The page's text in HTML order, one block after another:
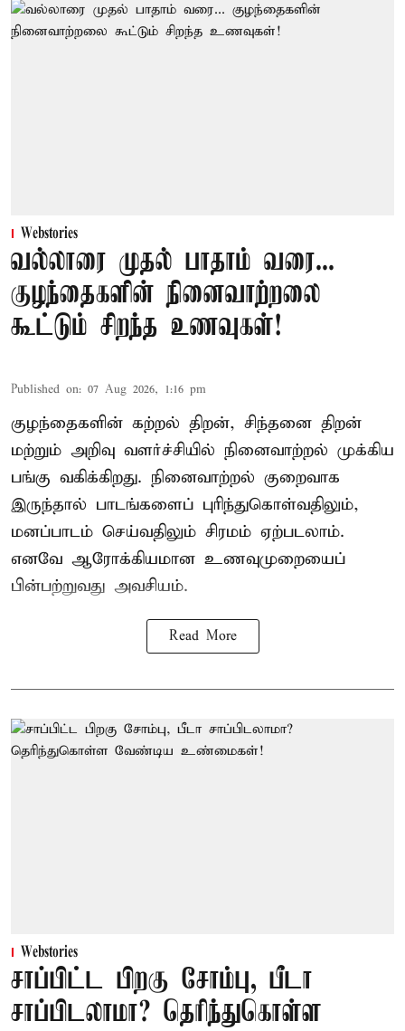
Webstories
வல்லாரை முதல் பாதாம் வரை...
குழந்தைகளின் நினைவாற்றலை
கூட்டும் சிறந்த உணவுகள்!
Published on: 07 Aug 2026, 1:16 pm
குழந்தைகளின் கற்றல் திறன், சிந்தனை திறன்
மற்றும் அறிவு வளர்ச்சியில் நினைவாற்றல் முக்கிய
பங்கு வகிக்கிறது. நினைவாற்றல் குறைவாக
இருந்தால் பாடங்களைப் புரிந்துகொள்வதிலும்,
மனப்பாடம் செய்வதிலும் சிரமம் ஏற்படலாம்.
எனவே ஆரோக்கியமான உணவுமுறையைப்
பின்பற்றுவது அவசியம்.
Read More
Webstories
சாப்பிட்ட பிறகு சோம்பு, பீடா
சாப்பிடலாமா? தெரிந்துகொள்ள